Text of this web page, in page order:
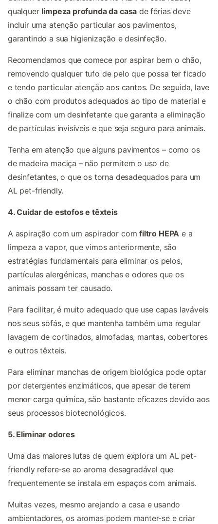
qualquer limpeza profunda da casa de férias deve
incluir uma atenção particular aos pavimentos,
garantindo a sua higienização e desinfeção.
Recomendamos que comece por aspirar bem o chão,
removendo qualquer tufo de pelo que possa ter ficado
e tendo particular atenção aos cantos. De seguida, lave
o chão com produtos adequados ao tipo de material e
finalize com um desinfetante que garanta a eliminação
de partículas invisíveis e que seja seguro para animais.
Tenha em atenção que alguns pavimentos – como os
de madeira maciça – não permitem o uso de
desinfetantes, o que os torna desadequados para um
AL pet-friendly.
4. Cuidar de estofos e têxteis
A aspiração com um aspirador comfiltro HEPA e a
limpeza a vapor, que vimos anteriormente, são
estratégias fundamentais para eliminar os pelos,
partículas alergénicas, manchas e odores que os
animais possam ter causado.
Para facilitar, é muito adequado que use capas laváveis
nos seus sofás, e que mantenha também uma regular
lavagem de cortinados, almofadas, mantas, cobertores
e outros têxteis.
Para eliminar manchas de origem biológica pode optar
por detergentes enzimáticos, que apesar de terem
menor carga química, são bastante eficazes devido aos
seus processos biotecnológicos.
5. Eliminar odores
Uma das maiores lutas de quem explora um AL pet-
friendly refere-se ao aroma desagradável que
frequentemente se instala em espaços com animais.
Muitas vezes, mesmo arejando a casa e usando
ambientadores, os aromas podem manter-se e criar